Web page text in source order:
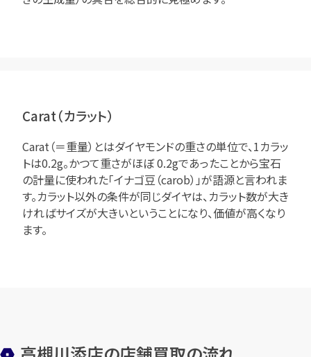
Carat（カラット）
Carat（＝重量）とはダイヤモンドの重さの単位で、1カラッ
トは0.2g。かつて重さがほぼ 0.2gであったことから宝石
の計量に使われた「イナゴ豆（carob）」が語源と言われま
す。カラット以外の条件が同じダイヤは、カラット数が大き
ければサイズが大きいということになり、価値が高くなり
ます。